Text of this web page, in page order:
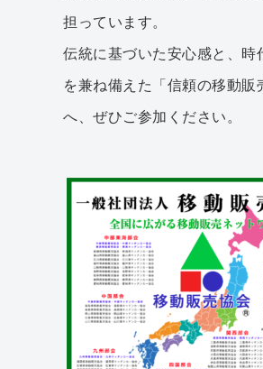
担っています。
伝統に基づいた安心感と、時
を兼ね備えた「信頼の移動販
へ、ぜひご参加ください。